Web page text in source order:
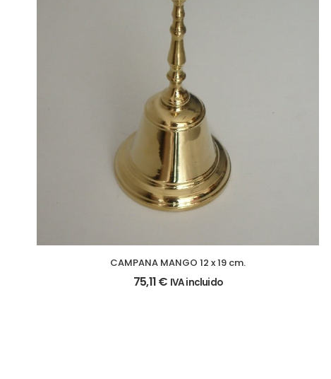
CAMPANA MANGO 12 x 19 cm.
75,11€ IVA incluido